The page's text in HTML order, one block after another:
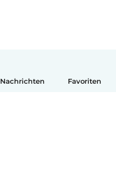
Nachrichten Favoriten